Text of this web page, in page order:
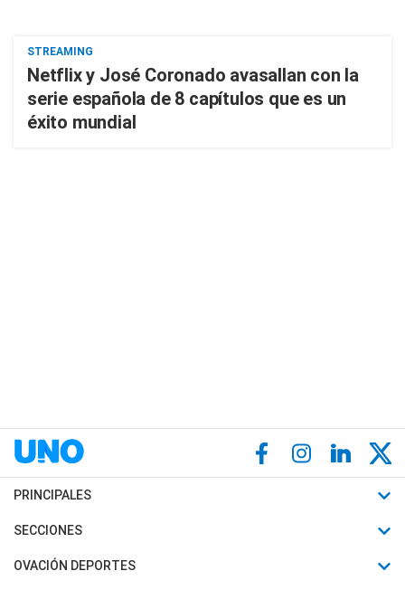
STREAMING
Netflix y José Coronado avasallan con la
serie española de 8 capítulos que es un
éxito mundial
PRINCIPALES
Últimas Noticias
Política
SECCIONES
Horóscopo
OVACIÓN DEPORTES